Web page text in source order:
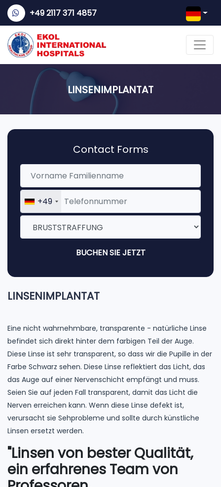
+49 2117 371 4857
LINSENIMPLANTAT
Contact Forms
+49
BUCHEN SIE JETZT
LINSENIMPLANTAT
Eine nicht wahrnehmbare, transparente - natürliche Linse
befindet sich direkt hinter dem farbigen Teil der Auge.
Diese Linse ist sehr transparent, so dass wir die Pupille in der
Farbe Schwarz sehen. Diese Linse reflektiert das Licht, das
das Auge auf einer Nervenschicht empfängt und muss.
Seien Sie auf jeden Fall transparent, damit das Licht die
Nerven erreichen kann. Wenn diese Linse defekt ist,
verursacht sie Sehprobleme und sollte durch künstliche
Linsen ersetzt werden.
"Linsen von bester Qualität,
ein erfahrenes Team von